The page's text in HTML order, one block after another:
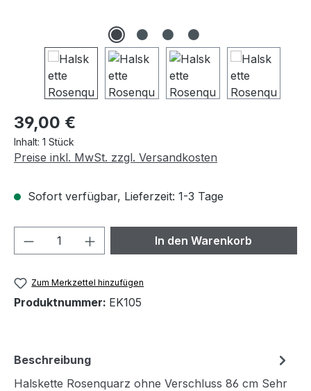
Regulärer Preis:
39,00 €
Inhalt: 1 Stück
Preise inkl. MwSt. zzgl. Versandkosten
Sofort verfügbar, Lieferzeit: 1-3 Tage
Produkt Anzahl: Gib denIn den Warenkorb
Zum Merkzettel hinzufügen
Produktnummer: EK105
Beschreibung
Halskette Rosenquarz ohne Verschluss 86 cm Sehr